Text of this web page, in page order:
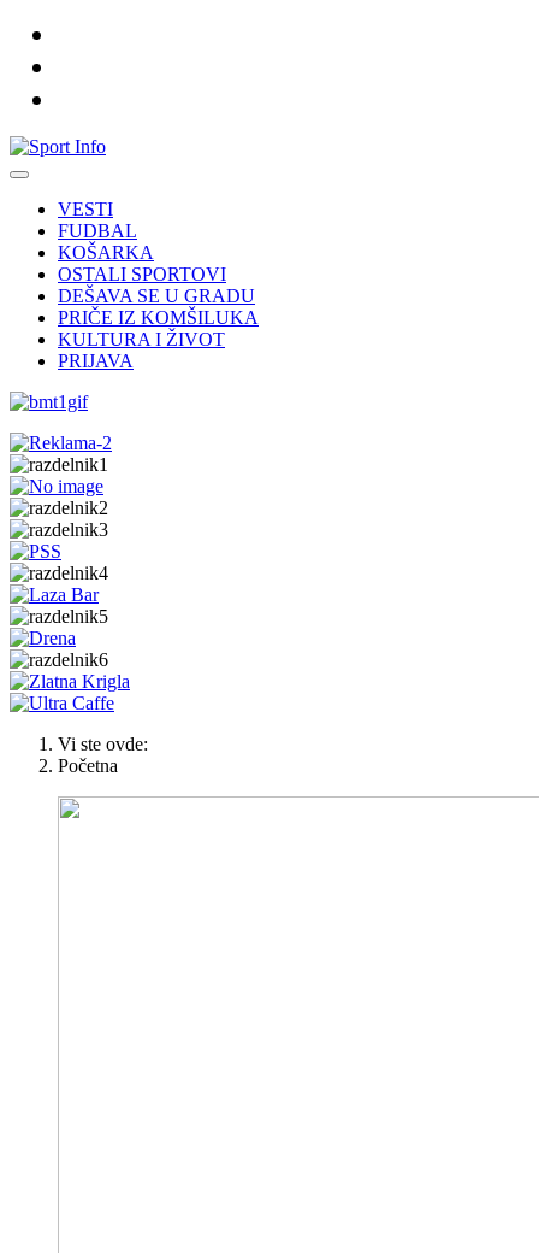
VESTI
FUDBAL
KOŠARKA
OSTALI SPORTOVI
DEŠAVA SE U GRADU
PRIČE IZ KOMŠILUKA
KULTURA I ŽIVOT
PRIJAVA
Vi ste ovde:
Početna